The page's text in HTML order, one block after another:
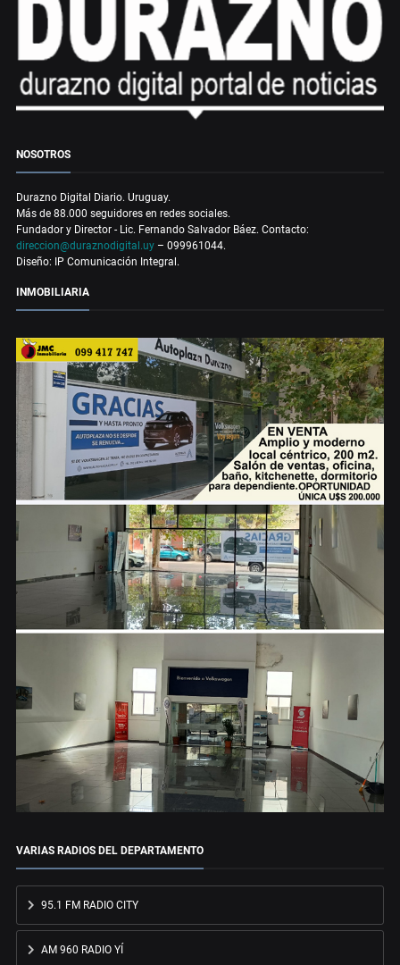
NOSOTROS
Durazno Digital Diario. Uruguay.
Más de 88.000 seguidores en redes sociales.
Fundador y Director - Lic. Fernando Salvador Báez. Contacto:
direccion@duraznodigital.uy – 099961044.
Diseño: IP Comunicación Integral.
INMOBILIARIA
VARIAS RADIOS DEL DEPARTAMENTO
95.1 FM RADIO CITY
AM 960 RADIO YÍ